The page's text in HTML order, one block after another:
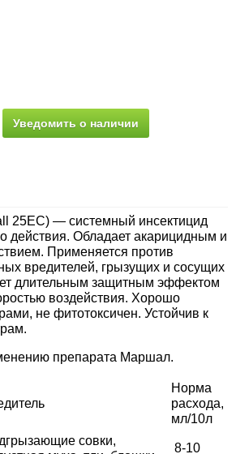
Уведомить о наличии
25EC) — системный инсектицид
действия. Обладает акарицидным и
Применяется против
вредителей, грызущих и сосущих
длительным защитным эффектом
воздействия. Хорошо
не фитотоксичен. Устойчив к
препарата Маршал.
Норма
расхода,
мл/10л
совки,
8-10
«Рязаночка»
лист» кристаллические
лист» Успех
колорадского жука
тараканов, прусаков,
и садовых муравьев
комаров, москитов,
моли